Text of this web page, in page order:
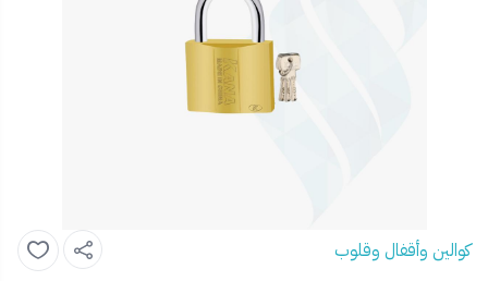
كوالين وأقفال وقلوب